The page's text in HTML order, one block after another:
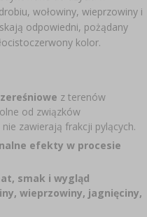
›
›
›
wołowiny, wieprzowiny i
odpowiedni, pożądany
kolor.
z terenów
od związków
zawierają frakcji pylących.
efekty w procesie
smak i wygląd
wieprzowiny, jagnięciny,